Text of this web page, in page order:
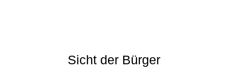
Sicht der Bürger